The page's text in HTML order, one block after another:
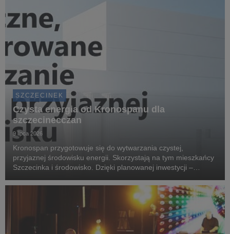
SZCZECINEK
Czysta energia od Kronospanu dla
szczecinecczan
9 lipca 2026
Kronospan przygotowuje się do wytwarzania czystej,
przyjaznej środowisku energii. Skorzystają na tym mieszkańcy
Szczecinka i środowisko. Dzięki planowanej inwestycji –
domów szczecinecczan popłynie ogrzewanie ...